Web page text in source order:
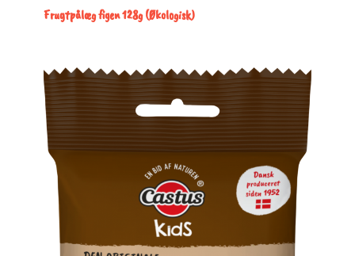
Frugtpålæg figen 128g (Økologisk)